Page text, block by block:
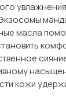
масла
кожи